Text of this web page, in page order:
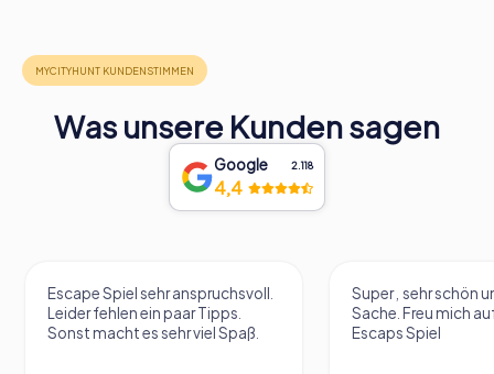
Was unsere Kunden sagen
Google 2.118
4,4
Tipps.
viel Spaß.
Super , sehr schön und eine tolle
Sache. Freu mich aufs nächste
Escaps Spiel